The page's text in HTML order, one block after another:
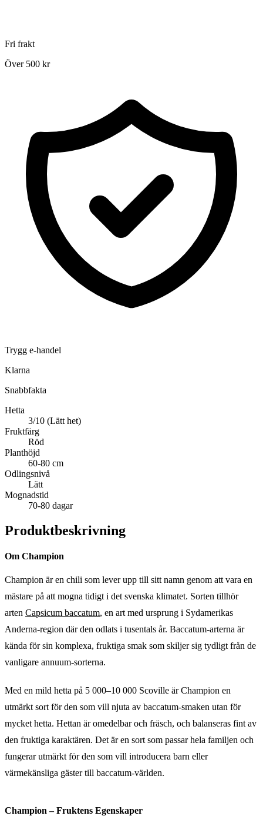
Fri frakt
Över 500 kr
Trygg e-handel
Klarna
Snabbfakta
Hetta
3/10 (Lätt het)
Fruktfärg
Röd
Planthöjd
60-80 cm
Odlingsnivå
Lätt
Mognadstid
70-80 dagar
Produktbeskrivning
Om Champion
Champion är en chili som lever upp till sitt namn genom att vara en
mästare på att mogna tidigt i det svenska klimatet. Sorten tillhör
arten Capsicum baccatum, en art med ursprung i Sydamerikas
Anderna-region där den odlats i tusentals år. Baccatum-arterna är
kända för sin komplexa, fruktiga smak som skiljer sig tydligt från de
vanligare annuum-sorterna.
Med en mild hetta på 5 000–10 000 Scoville är Champion en
utmärkt sort för den som vill njuta av baccatum-smaken utan för
mycket hetta. Hettan är omedelbar och fräsch, och balanseras fint av
den fruktiga karaktären. Det är en sort som passar hela familjen och
fungerar utmärkt för den som vill introducera barn eller
värmekänsliga gäster till baccatum-världen.
Champion – Fruktens Egenskaper